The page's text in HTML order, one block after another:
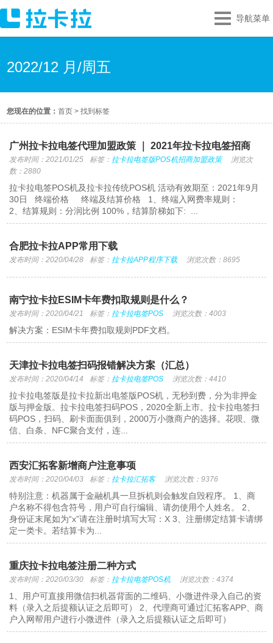
导航菜单
2022/12 月/周五
您现在的位置：首页 >找到标签
广州拉卡拉电签代理加盟政策 ｜ 2021年拉卡拉电签招商
发布时间：2021/01/25 标签： 拉卡拉电签版POS机招商加盟政策
浏览次
数：2880
拉卡拉电签POS机及拉卡拉传统POS机 活动有效期至：2021年9月
30日 终端价格 终端及结算价格 1、终端入网费率规则：
2、结算规则：分润比例 100%，结算阶梯如下: ...
合肥拉卡拉APP常用下载
发布时间：2020/04/28 标签： 拉卡拉APP程序下载 浏览次数：8695
南宁拉卡拉ESIM卡年费扣取规则是什么？
发布时间：2020/04/21 标签： 拉卡拉电签POS 浏览次数：4003
解决方案：ESIM卡年费扣取规则PDF文档。
天津拉卡拉电签扫码报错解决方案（汇总）
发布时间：2020/04/14 标签： 拉卡拉电签POS 浏览次数：4410
拉卡拉电签版是拉卡拉新出电签版POS机，无秒到费，分为非押金
版与押金版。拉卡拉电签扫码POS，2020全新上市。拉卡拉电签扫
码POS，扫码、刷卡面面俱到，2000万小微商户的选择。花呗、微
信、白条、NFC聚合支付，连...
西安汇拓客新增商户注意事项
发布时间：2020/04/03 标签： 拉卡拉汇拓客 浏览次数：9376
特别注意：机器属于金融机具一旦拆机则会触发自毁程序。 1、商
户名称不得包含符号，用户可自行编辑、请勿使用个人姓名。 2、
身份证末尾如为“x”请在注册时填写大写：X 3、注册绑定结算卡请绑
定一类卡。若结算卡为...
重庆拉卡拉电签注册二种方式
发布时间：2020/03/30 标签： 拉卡拉电签POS机 浏览次数：4374
1、用户可直接用微信扫机器背面的二维码、小微进件录入自己的资
料（录入之后提额认证之后即可） 2、代理商可通过汇拓客APP、商
户入网帮用户进行小微进件（录入之后提额认证之后即可）